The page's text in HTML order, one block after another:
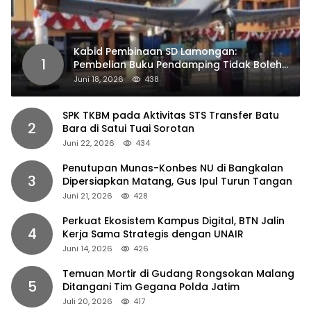
1
Kabid Pembinaan SD Lamongan:
Pembelian Buku Pendamping Tidak Boleh
Dipaksakan
Juni 18, 2026 438
2
SPK TKBM pada Aktivitas STS Transfer Batu
Bara di Satui Tuai Sorotan
Juni 22, 2026 434
3
Penutupan Munas-Konbes NU di Bangkalan
Dipersiapkan Matang, Gus Ipul Turun Tangan
Juni 21, 2026 428
4
Perkuat Ekosistem Kampus Digital, BTN Jalin
Kerja Sama Strategis dengan UNAIR
Juni 14, 2026 426
5
Temuan Mortir di Gudang Rongsokan Malang
Ditangani Tim Gegana Polda Jatim
Juli 20, 2026 417